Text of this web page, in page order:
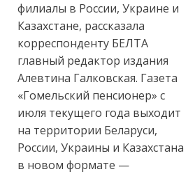
филиалы в России, Украине и
Казахстане, рассказала
корреспонденту БЕЛТА
главный редактор издания
Алевтина Галковская. Газета
«Гомельский пенсионер» с
июля текущего года выходит
на территории Беларуси,
России, Украины и Казахстана
в новом формате —